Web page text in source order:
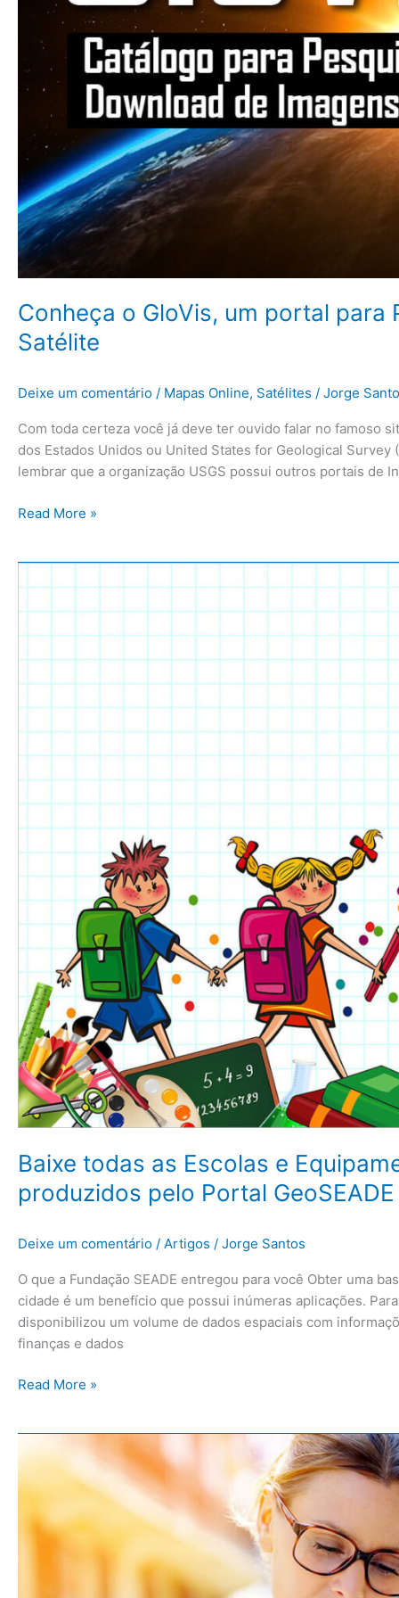
Conheça o GloVis, um portal para
Satélite
Deixe um comentário / Mapas Online, Satélites / Jorge
Com toda certeza você já deve ter ouvido falar no famoso
dos Estados Unidos ou United States for Geological
lembrar que a organização USGS possui outros portais de
Read More »
Baixe todas as Escolas e
produzidos pelo Portal GeoSEADE
Deixe um comentário / Artigos / Jorge Santos
O que a Fundação SEADE entregou para você Obter uma
cidade é um benefício que possui inúmeras aplicações.
disponibilizou um volume de dados espaciais com
finanças e dados
todas
as
Escolas
e
produzidos
pelo
Portal
GeoSEADE
Read More »
a
Passo
exportar
Google